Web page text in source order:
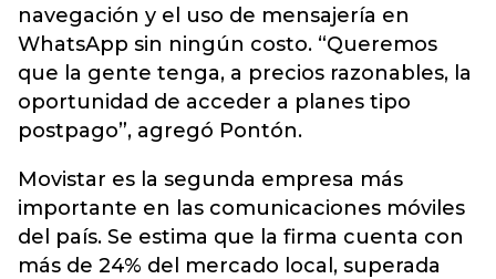
navegación y el uso de mensajería en
WhatsApp sin ningún costo. “Queremos
que la gente tenga, a precios razonables, la
oportunidad de acceder a planes tipo
postpago”, agregó Pontón.
Movistar es la segunda empresa más
importante en las comunicaciones móviles
del país. Se estima que la firma cuenta con
más de 24% del mercado local, superada